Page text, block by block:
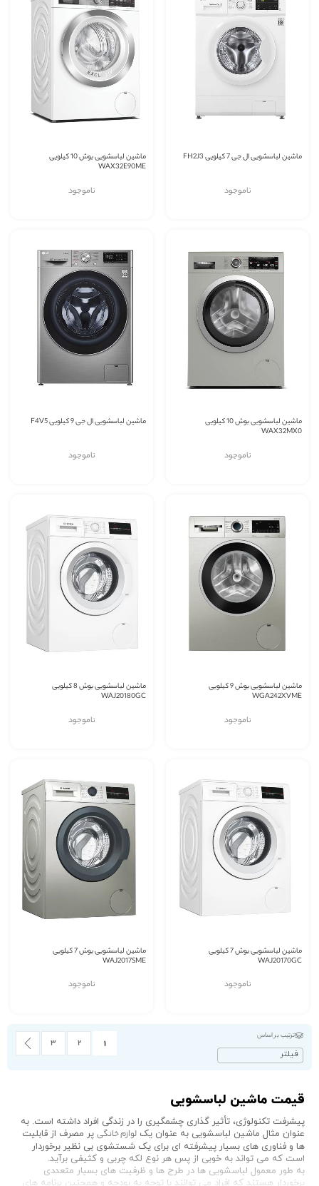
ماشین لباسشویی ال جی 7 کیلویی FH2J3
ناموجود
ماشین لباسشویی بوش 10 کیلویی
WAX32E90ME
ناموجود
ماشین لباسشویی بوش 10 کیلویی
WAX32MX0
ناموجود
ماشین لباسشویی ال جی 9 کیلویی F4V5
ناموجود
ماشین لباسشویی بوش 9 کیلویی
WGA242XVME
ناموجود
ماشین لباسشویی بوش 8 کیلویی
WAJ20180GC
ناموجود
ماشین لباسشویی بوش 7 کیلویی
WAJ20170GC
ناموجود
ماشین لباسشویی بوش 7 کیلویی
WAJ2017SME
ناموجود
شما در حال خواندن صفحه۱ صفحه
۲ صفحه
۳
ترتیب بر اساس
فیلتر
قیمت ماشین لباسشویی
پیشرفت تکنولوژی، تأثیر گذاری چشمگیری را در زندگی افراد داشته است. به
عنوان مثال ماشین لباسشویی به عنوان یک لوازم خانگی پر مصرف از قابلیت
ها و فناوری های بسیار پیشرفته ای برای یک شستشوی بی نظیر برخوردار
است که می تواند به خوبی از پس هر نوع لکه چربی و کثیفی برآید.
به طور معمول لباسشویی ها در طرح ها و ظرفیت های بسیار متعددی
برخوردار هستند که افراد می توانند با توجه به بودجه و همچنین برنامه های